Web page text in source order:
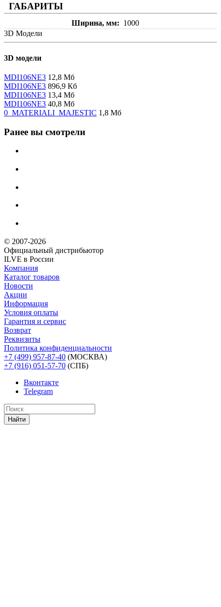
ГАБАРИТЫ
Ширина, мм
1000
3D Модели
3D модели
MDI106NE3 12,8 Мб
MDI106NE3 896,9 Кб
MDI106NE3 13,4 Мб
MDI106NE3 40,8 Мб
0_MATERIALI_MAJESTIC 1,8 Мб
Ранее вы смотрели
© 2007-2026
Официальный дистрибьютoр
ILVE в России
Компания
Каталог товаров
Новости
Акции
Информация
Условия оплаты
Гарантия и сервис
Возврат
Реквизиты
Политика конфиденциальности
+7 (499) 957-87-40 (МОСКВА)
+7 (916) 051-57-70 (СПБ)
Вконтакте
Telegram
Найти